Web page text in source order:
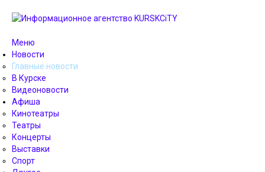
Меню
Новости
Главные новости
В Курске
Видеоновости
Афиша
Кинотеатры
Театры
Концерты
Выставки
Спорт